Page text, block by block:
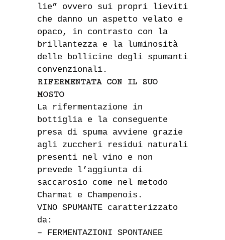
lie” ovvero sui propri lieviti
che danno un aspetto velato e
opaco, in contrasto con la
brillantezza e la luminosità
delle bollicine degli spumanti
convenzionali.
RIFERMENTATA CON IL SUO
MOSTO
La rifermentazione in
bottiglia e la conseguente
presa di spuma avviene grazie
agli zuccheri residui naturali
presenti nel vino e non
prevede l’aggiunta di
saccarosio come nel metodo
Charmat e Champenois.
VINO SPUMANTE caratterizzato
da:
– FERMENTAZIONI SPONTANEE